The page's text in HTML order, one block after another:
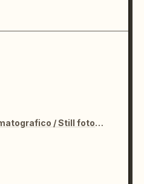
Fermo immagine cinematografico / Still fotografico